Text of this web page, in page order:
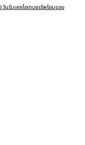
วันรับเลยไอเทมแรร์พร้อมของ